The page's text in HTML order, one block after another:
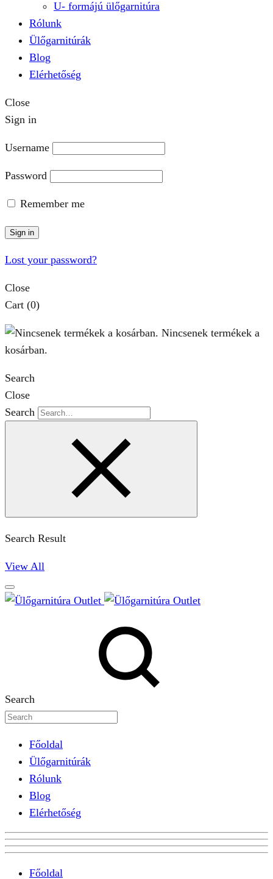
U- formájú ülőgarnitúra
Rólunk
Ülőgarnitúrák
Blog
Elérhetőség
Close
Sign in
Username
Password
Remember me
Sign in
Lost your password?
Close
Cart (0)
Nincsenek termékek a
kosárban.
Search
Close
Search
Search Result
View All
Search
Főoldal
Ülőgarnitúrák
Rólunk
Blog
Elérhetőség
Főoldal